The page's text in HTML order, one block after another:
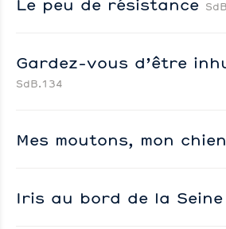
Gardez-vous d’être
SdB.134
Mes moutons, mon chien
Iris au bord de la Seine